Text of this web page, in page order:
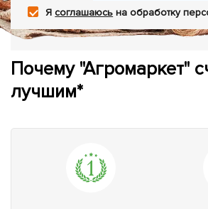
Ясоглашаюсь на обработку
Почему "Агромаркет"
лучшим*